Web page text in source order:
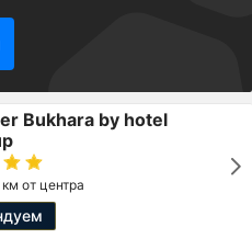
Bukhara by hotel
км от центра